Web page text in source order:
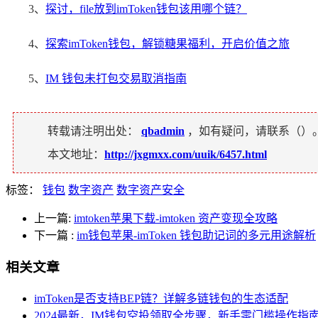
3、 探讨，file放到imToken钱包该用哪个链？
4、 探索imToken钱包，解锁糖果福利，开启价值之旅
5、 IM 钱包未打包交易取消指南
转载请注明出处： qbadmin ，如有疑问，请联系（）
本文地址： http://jxgmxx.com/uuik/6457.html
标签： 钱包 数字资产 数字资产安全
上一篇: imtoken苹果下载-imtoken 资产变现全攻略
下一篇 : im钱包苹果-imToken 钱包助记词的多元用途解析
相关文章
imToken是否支持BEP链？详解多链钱包的生态适配
2024最新，IM钱包空投领取全步骤，新手零门槛操作指